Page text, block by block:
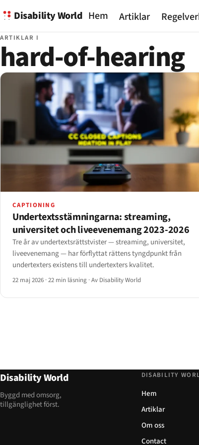
Disability World Hem Artiklar
ARTIKLAR I
hard-of-hearing
CAPTIONING
Undertextsstämningarna: streaming,
universitet och liveevenemang 2023-2026
Tre år av undertextsrättstvister — streaming, universitet,
liveevenemang — har förflyttat rättens tyngdpunkt från
undertexters existens till undertexters kvalitet.
22 maj 2026 ·22 min läsning ·Av Disability World
Disability World
Byggd med omsorg,
tillgänglighet först.
DISABILITY
Hem
Artiklar
Om oss
Contact